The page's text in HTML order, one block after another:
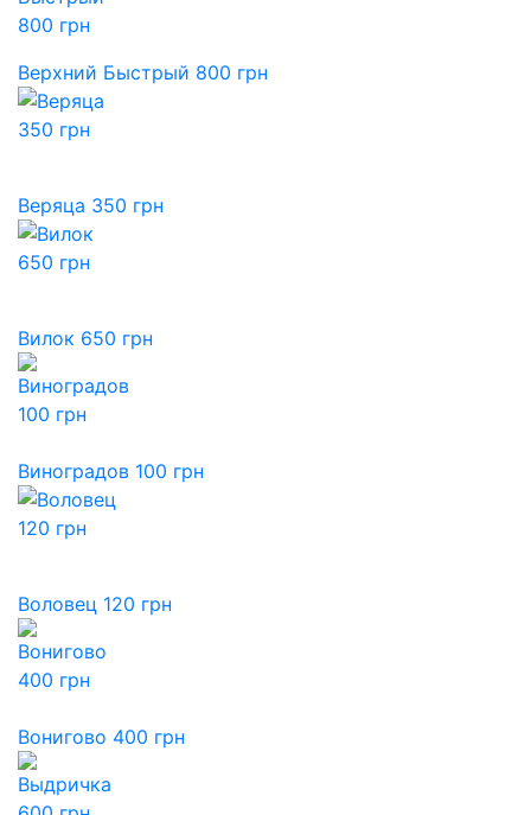
Верхний Быстрый 800 грн
Веряца 350 грн
Вилок 650 грн
Виноградов 100 грн
Воловец 120 грн
Вонигово 400 грн